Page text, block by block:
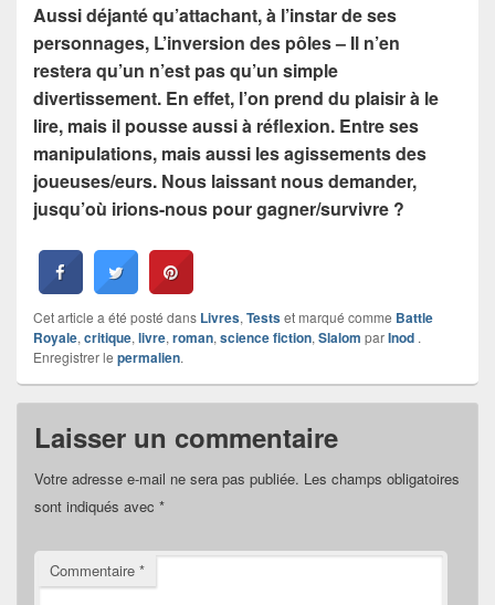
Aussi déjanté qu’attachant, à l’instar de ses
personnages, L’inversion des pôles – Il n’en
restera qu’un n’est pas qu’un simple
divertissement. En effet, l’on prend du plaisir à le
lire, mais il pousse aussi à réflexion. Entre ses
manipulations, mais aussi les agissements des
joueuses/eurs. Nous laissant nous demander,
jusqu’où irions-nous pour gagner/survivre ?
Cet article a été posté dans Livres, Testset marqué comme Battle
Royale, critique, livre, roman, science fiction, Slalom parInod .
Enregistrer le permalien.
Laisser un commentaire
Votre adresse e-mail ne sera pas publiée. Les champs obligatoires
sont indiqués avec *
Commentaire *